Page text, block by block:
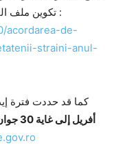
تكوين ملف الترشح لهذه المنحة تجدونها عبر الرابط الآتي :
acordarea-de-
straini-anul-
كما قد حددت فترة
أفريل إلى غاية 30 جوان